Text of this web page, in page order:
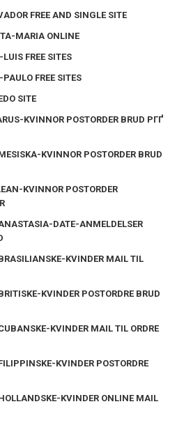
FREE AND SINGLE SITE
MARIA ONLINE
FREE SITES
FREE SITES
SITE
KVINNOR POSTORDER BRUD PГҐ
KVINNOR POSTORDER BRUD
KVINNOR POSTORDER
DATE-ANMELDELSER
KVINDER MAIL TIL
KVINDER POSTORDRE BRUD
KVINDER MAIL TIL ORDRE
KVINDER POSTORDRE
KVINDER ONLINE MAIL